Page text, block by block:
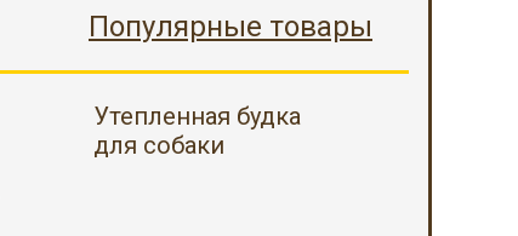
Популярные товары
Утепленная будка
для собаки